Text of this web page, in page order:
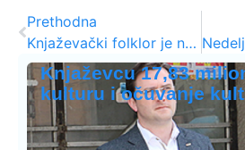
Prethodna
Knjaževački folklor je najuspešniji – prvi među 500 učesnika iz 3 regiona! (FOTO)
Knjaževcu 17,83
kulturu i očuvanje